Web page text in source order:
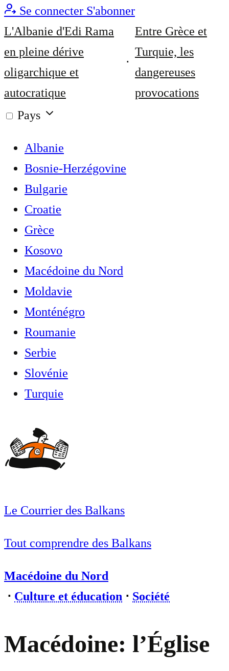
Se connecter S'abonner
L'Albanie d'Edi Rama
en pleine dérive
oligarchique et
autocratique
Entre Grèce et
Turquie, les
dangereuses
provocations
Pays
Albanie
Bosnie-Herzégovine
Bulgarie
Croatie
Grèce
Kosovo
Macédoine du Nord
Moldavie
Monténégro
Roumanie
Serbie
Slovénie
Turquie
Le Courrier des Balkans
Tout comprendre des Balkans
Macédoine du Nord
⋅ Culture et éducation ⋅ Société
Macédoine: l’Église